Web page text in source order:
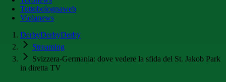
Tuttobolognaweb
Violanews
DerbyDerbyDerby
Streaming
Svizzera-Germania: dove vedere la sfida del St. Jakob Park
in diretta TV